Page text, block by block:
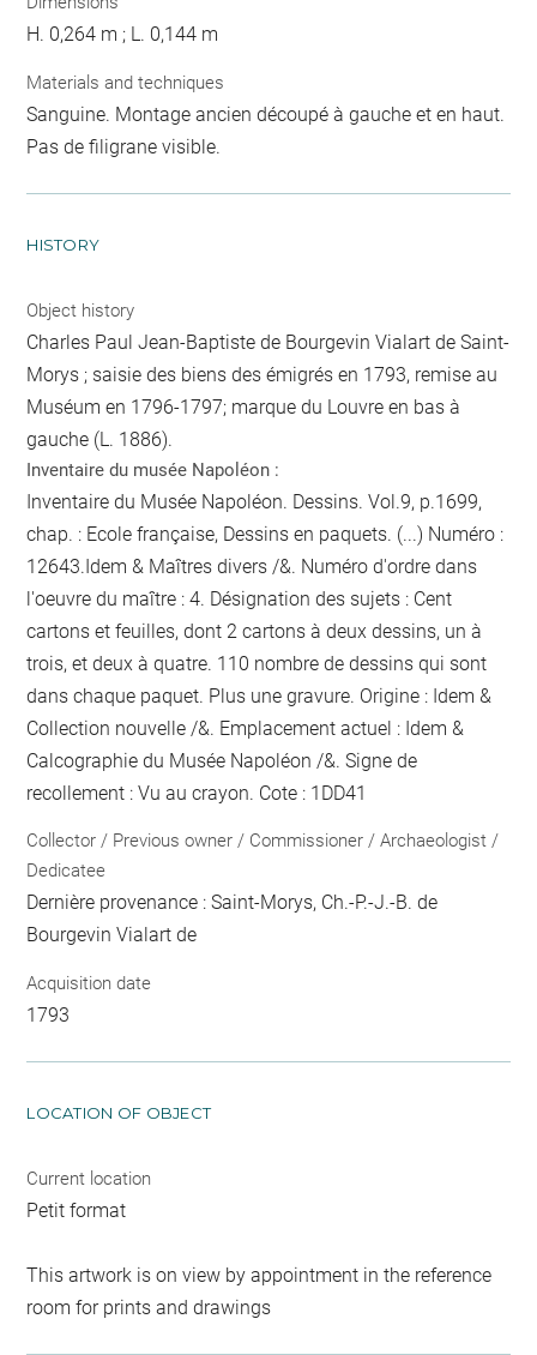
H. 0,264 m ; L. 0,144 m
Materials and techniques
Sanguine. Montage ancien découpé à gauche et en haut.
Pas de filigrane visible.
HISTORY
Object history
Charles Paul Jean-Baptiste de Bourgevin Vialart de Saint-
Morys ; saisie des biens des émigrés en 1793, remise au
Muséum en 1796-1797; marque du Louvre en bas à
gauche (L. 1886).
Inventaire du musée Napoléon :
Inventaire du Musée Napoléon. Dessins. Vol.9, p.1699,
chap. : Ecole française, Dessins en paquets. (...) Numéro :
12643.Idem & Maîtres divers /&. Numéro d'ordre dans
l'oeuvre du maître : 4. Désignation des sujets : Cent
cartons et feuilles, dont 2 cartons à deux dessins, un à
trois, et deux à quatre. 110 nombre de dessins qui sont
dans chaque paquet. Plus une gravure. Origine : Idem &
Collection nouvelle /&. Emplacement actuel : Idem &
Calcographie du Musée Napoléon /&. Signe de
recollement :Vu au crayon. Cote : 1DD41
Collector / Previous owner / Commissioner / Archaeologist /
Dedicatee
Dernière provenance : Saint-Morys, Ch.-P.-J.-B. de
Bourgevin Vialart de
Acquisition date
1793
LOCATION OF OBJECT
Current location
Petit format
This artwork is on view by appointment in the reference
room for prints and drawings